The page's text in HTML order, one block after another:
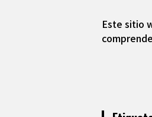
Este sitio